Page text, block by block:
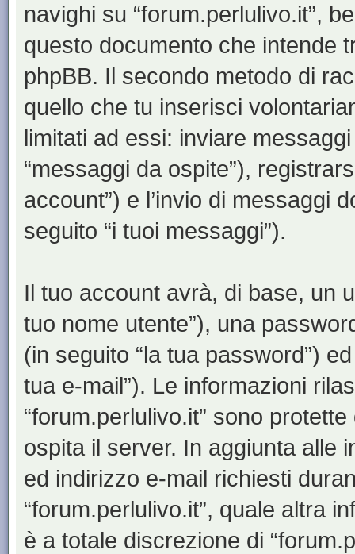
navighi su “forum.perlulivo.it”,
questo documento che intende
phpBB. Il secondo metodo di
quello che tu inserisci
limitati ad essi: inviare
“messaggi da ospite”),
account”) e l’invio di messaggi
seguito “i tuoi messaggi”).
Il tuo account avrà, di base, un
tuo nome utente”), una
(in seguito “la tua password”)
tua e-mail”). Le informazioni
“forum.perlulivo.it” sono
ospita il server. In aggiunta alle
ed indirizzo e-mail richiesti
“forum.perlulivo.it”, quale altra
è a totale discrezione di